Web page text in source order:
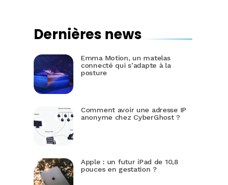
Dernières news
Emma Motion, un matelas
connecté qui s’adapte à la
posture
Comment avoir une adresse IP
anonyme chez CyberGhost ?
Apple : un futur iPad de 10,8
pouces en gestation ?